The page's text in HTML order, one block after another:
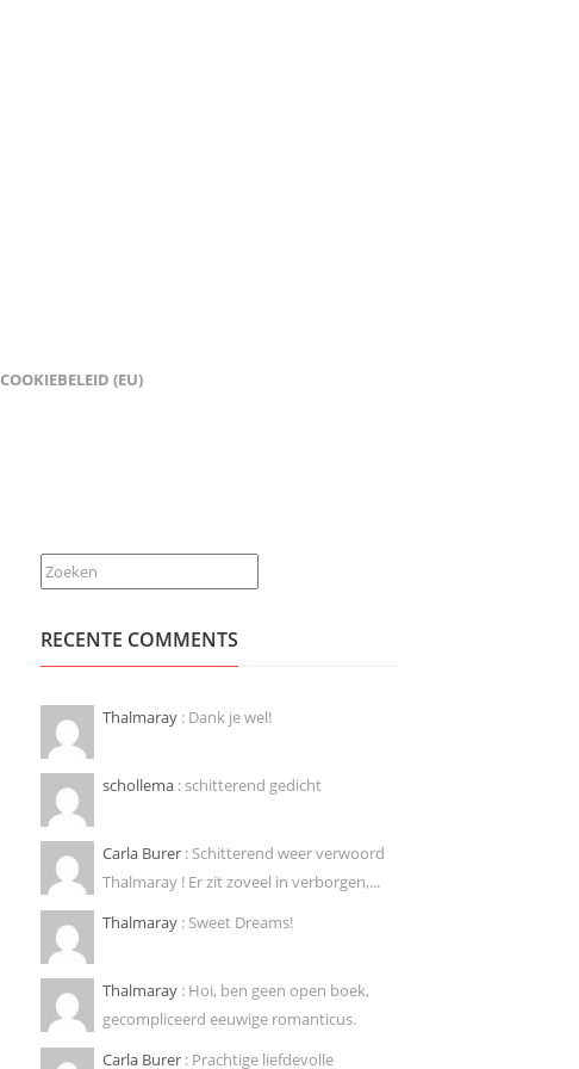
COOKIEBELEID (EU)
Zoeken
RECENTE COMMENTS
Thalmaray : Dank je wel!
schollema : schitterend gedicht
Carla Burer : Schitterend weer verwoord
Thalmaray ! Er zit zoveel in verborgen,...
Thalmaray : Sweet Dreams!
Thalmaray : Hoi, ben geen open boek,
gecompliceerd eeuwige romanticus.
Carla Burer : Prachtige liefdevolle